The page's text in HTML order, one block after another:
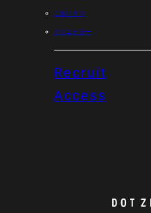
ごあいさつ
クリエイター
Recruit
Access